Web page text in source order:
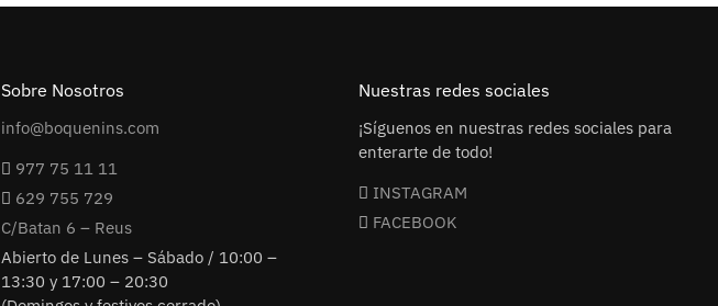
Sobre Nosotros
info@boquenins.com
977 75 11 11
629 755 729
C/Batan 6 – Reus
Abierto de Lunes – Sábado / 10:00 –
13:30 y 17:00 – 20:30
Nuestras redes sociales
¡Síguenos en nuestras redes sociales para
enterarte de todo!
INSTAGRAM
FACEBOOK